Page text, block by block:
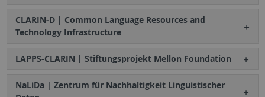
CLARIN-D | Common Language Resources and
Technology Infrastructure
LAPPS-CLARIN | Stiftungsprojekt Mellon Foundation
NaLiDa | Zentrum für Nachhaltigkeit Linguistischer